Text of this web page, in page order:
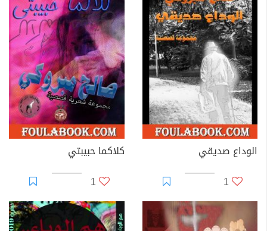
الوداع صديقي
1
كلاكما حبيبتي
1